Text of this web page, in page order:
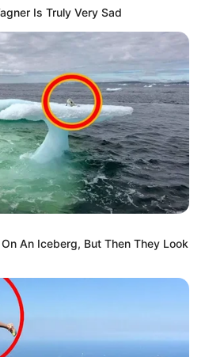
Is Truly Very Sad
An Iceberg, But Then They Look